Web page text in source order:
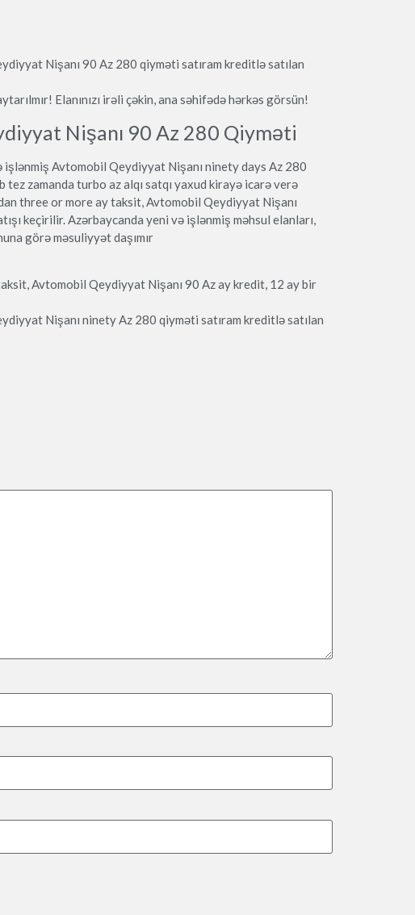
Nişanı 90 Az 280 qiyməti satıram kreditlə satılan
Elanınızı irəli çəkin, ana səhifədə hərkəs görsün!
Nişanı 90 Az 280 Qiyməti
Avtomobil Qeydiyyat Nişanı ninety days Az 280
zamanda turbo az alqı satqı yaxud kirayə icarə verə
three or more ay taksit, Avtomobil Qeydiyyat Nişanı
keçirilir. Azərbaycanda yeni və işlənmiş məhsul elanları,
görə məsuliyyət daşımır
Avtomobil Qeydiyyat Nişanı 90 Az ay kredit, 12 ay bir
Nişanı ninety Az 280 qiyməti satıram kreditlə satılan